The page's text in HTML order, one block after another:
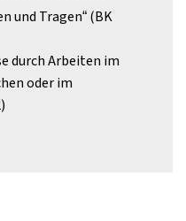
und Tragen“ (BK
durch Arbeiten im
oder im